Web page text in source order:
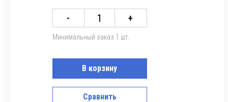
- +
Минимальный заказ 1 шт.
В корзину
Сравнить